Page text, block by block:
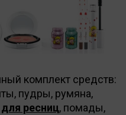
комплект средств:
пудры, румяна,
ресниц, помады,